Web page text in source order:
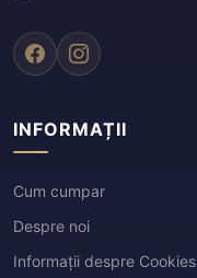
INFORMAȚII
Cum cumpar
Despre noi
Informații despre Cookies